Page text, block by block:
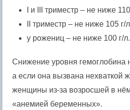
I и III триместр – не ниже
II триместр – не ниже 105 г/
у рожениц – не ниже 100 г/л.
Снижение уровня гемоглобина
а если она вызвана нехваткой
женщины из-за возросшей в
«анемией беременных».